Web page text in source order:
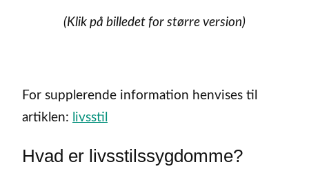
(Klik på billedet for større version)
For supplerende information henvises til
artiklen: livsstil
Hvad er livsstilssygdomme?